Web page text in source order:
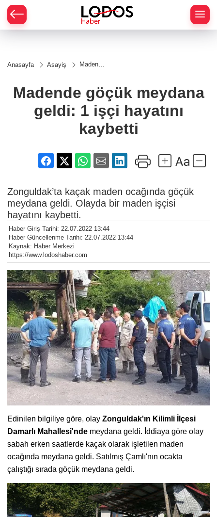
Anasayfa Asayiş
Madende
geldi: 1
işçi
hayatını
kaybetti
Madende göçük meydana
geldi: 1 işçi hayatını
kaybetti
Zonguldak’ta kaçak maden ocağında göçük
meydana geldi. Olayda bir maden işçisi
hayatını kaybetti.
Haber Giriş Tarihi: 22.07.2022 13:44
Haber Güncellenme Tarihi: 22.07.2022 13:44
Kaynak: Haber Merkezi
https://www.lodoshaber.com
Edinilen bilgiliye göre, olay Zonguldak'ın Kilimli İlçesi
Damarlı Mahallesi'nde meydana geldi. İddiaya göre olay
sabah erken saatlerde kaçak olarak işletilen maden
ocağında meydana geldi. Satılmış Çamlı'nın ocakta
çalıştığı sırada göçük meydana geldi.